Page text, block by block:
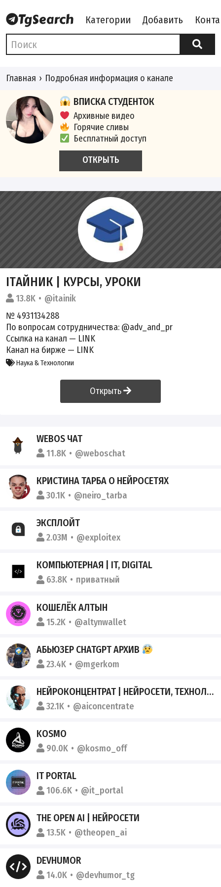
Категории Добавить
Главная Подробная информация о канале
ВПИСКА СТУДЕНТОК
Архивные видео
Горячие сливы
Бесплатный доступ
ОТКРЫТЬ
ITАЙНИК | КУРСЫ, УРОКИ
13.8K
@itainik
№ 4931134288
По вопросам сотрудничества: @adv_and_pr
Ссылка на канал — LINK
Канал на бирже — LINK
Наука & Технологии
Открыть
WEBOS ЧАТ
11.8K @weboschat
КРИСТИНА ТАРБА О НЕЙРОСЕТЯХ
30.1K @neiro_tarba
ЭКСПЛОЙТ
2.03M @exploitex
КОМПЬЮТЕРНАЯ | IT, DIGITAL
63.8K приватный
КОШЕЛЁК АЛТЫН
15.2K @altynwallet
АБЬЮЗЕР CHATGPT АРХИВ
23.4K @mgerkom
НЕЙРОКОНЦЕНТРАТ | НЕЙРОСЕТИ, ТЕХНОЛОГИИ
32.1K @aiconcentrate
KOSMO
90.0K @kosmo_off
IT PORTAL
106.6K @it_portal
THE OPEN AI | НЕЙРОСЕТИ
13.5K @theopen_ai
DEVHUMOR
14.0K @devhumor_tg